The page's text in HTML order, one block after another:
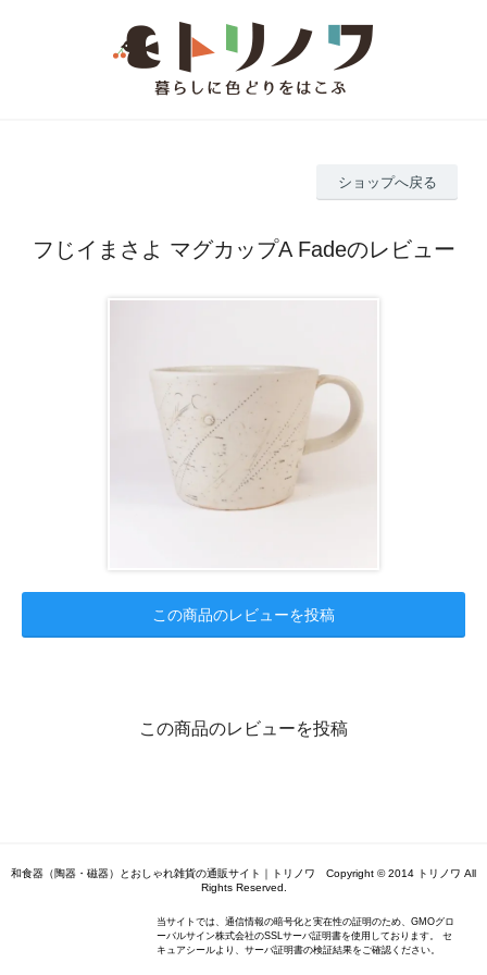
ショップへ戻る
フじイまさよ マグカップA Fadeのレビュー
この商品のレビューを投稿
この商品のレビューを投稿
和食器（陶器・磁器）とおしゃれ雑貨の通販サイト｜トリノワ Copyright © 2014 トリノワ All
Rights Reserved.
当サイトでは、通信情報の暗号化と実在性の証明のため、GMOグロ
ーバルサイン株式会社のSSLサーバ証明書を使用しております。 セ
キュアシールより、サーバ証明書の検証結果をご確認ください。